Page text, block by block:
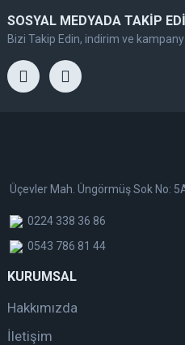
SOSYAL MEDYADA TAKİP
Bizi Takip Edin, indirim ve
Üçevler Mah. Üngörmüş Sok No:
0224 338 36 86
0543 786 81 44
KURUMSAL
Hakkımızda
İletişim